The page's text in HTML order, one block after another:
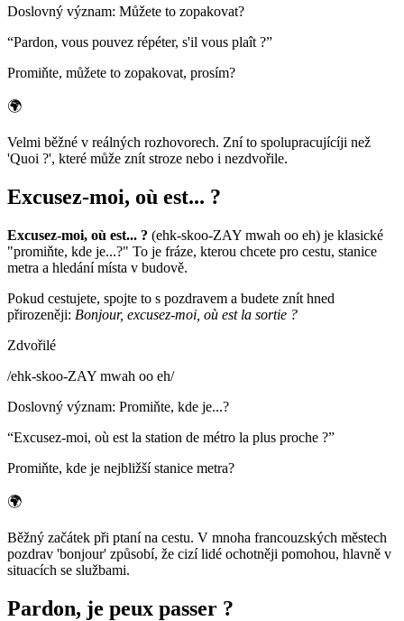
Doslovný význam: Můžete to zopakovat?
“Pardon, vous pouvez répéter, s'il vous plaît ?”
Promiňte, můžete to zopakovat, prosím?
🌍
Velmi běžné v reálných rozhovorech. Zní to spolupracujícíji než
'Quoi ?', které může znít stroze nebo i nezdvořile.
Excusez-moi, où est... ?
Excusez-moi, où est... ? (ehk-skoo-ZAY mwah oo eh) je klasické
"promiňte, kde je...?" To je fráze, kterou chcete pro cestu, stanice
metra a hledání místa v budově.
Pokud cestujete, spojte to s pozdravem a budete znít hned
přirozeněji: Bonjour, excusez-moi, où est la sortie ?
Zdvořilé
/ehk-skoo-ZAY mwah oo eh/
Doslovný význam: Promiňte, kde je...?
“Excusez-moi, où est la station de métro la plus proche ?”
Promiňte, kde je nejbližší stanice metra?
🌍
Běžný začátek při ptaní na cestu. V mnoha francouzských městech
pozdrav 'bonjour' způsobí, že cizí lidé ochotněji pomohou, hlavně v
situacích se službami.
Pardon, je peux passer ?